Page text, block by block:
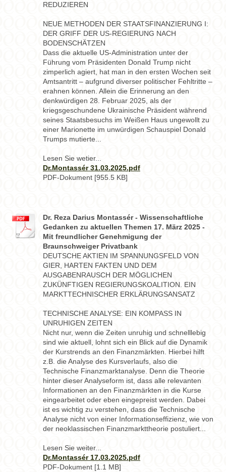
REDUZIEREN
NEUE METHODEN DER STAATSFINANZIERUNG I:
DER GRIFF DER US-REGIERUNG NACH
BODENSCHÄTZEN
Dass die aktuelle US-Administration unter der
Führung vom Präsidenten Donald Trump nicht
zimperlich agiert, hat man in den ersten Wochen seit
Amtsantritt – aufgrund diverser politischer Fehltritte –
erahnen können. Allein die Erinnerung an den
denkwürdigen 28. Februar 2025, als der
kriegsgeschundene Ukrainische Präsident während
seines Staatsbesuchs im Weißen Haus ungewollt zu
einer Marionette im unwürdigen Schauspiel Donald
Trumps mutierte...
Lesen Sie wetier...
Dr.Montassér 31.03.2025.pdf
PDF-Dokument [955.5 KB]
Dr. Reza Darius Montassér - Wissenschaftliche
Gedanken zu aktuellen Themen 17. März 2025 -
Mit freundlicher Genehmigung der
Braunschweiger Privatbank
DEUTSCHE AKTIEN IM SPANNUNGSFELD VON
GIER, HARTEN FAKTEN UND DEM
AUSGABENRAUSCH DER MÖGLICHEN
ZUKÜNFTIGEN REGIERUNGSKOALITION. EIN
MARKTTECHNISCHER ERKLÄRUNGSANSATZ
TECHNISCHE ANALYSE: EIN KOMPASS IN
UNRUHIGEN ZEITEN
Nicht nur, wenn die Zeiten unruhig und schnelllebig
sind wie aktuell, lohnt sich ein Blick auf die Dynamik
der Kurstrends an den Finanzmärkten. Hierbei hilft
z.B. die Analyse des Kursverlaufs, also die
Technische Finanzmarktanalyse. Denn die Theorie
hinter dieser Analyseform ist, dass alle relevanten
Informationen an den Finanzmärkten in die Kurse
eingearbeitet oder eben eingepreist werden. Dabei
ist es wichtig zu verstehen, dass die Technische
Analyse nicht von einer Informationseffizienz, wie von
der neoklassischen Finanzmarkttheorie postuliert...
Lesen Sie weiter...
Dr.Montassér 17.03.2025.pdf
PDF-Dokument [1.1 MB]